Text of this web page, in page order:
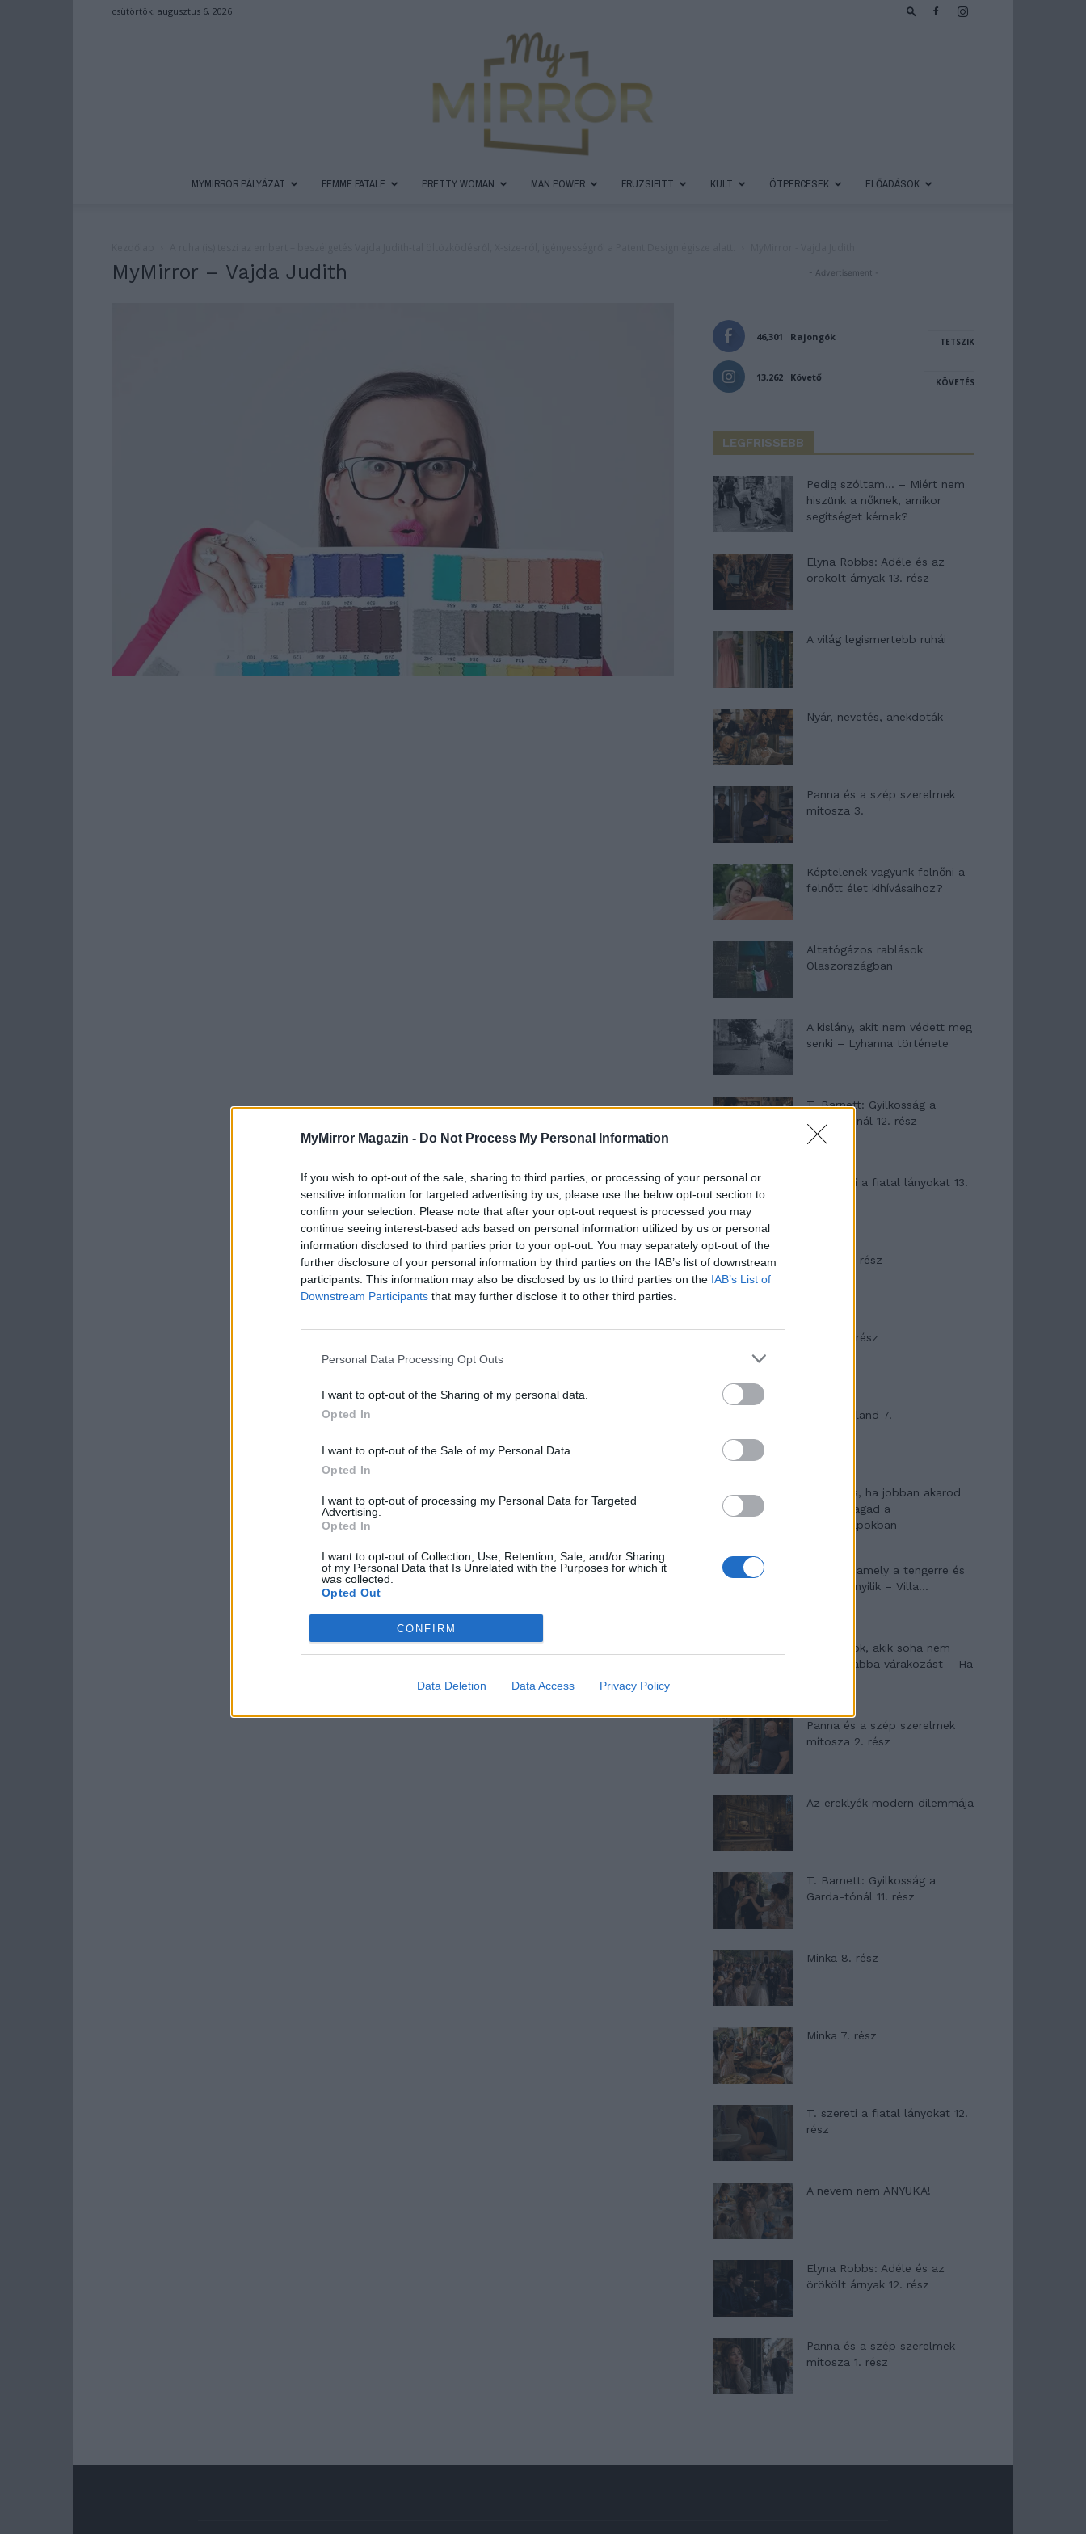
MyMirror Magazin - Do Not Process My Personal Information
If you wish to opt-out of the sale, sharing to third parties, or processing of your personal or
sensitive information for targeted advertising by us, please use the below opt-out section to
confirm your selection. Please note that after your opt-out request is processed you may
continue seeing interest-based ads based on personal information utilized by us or personal
information disclosed to third parties prior to your opt-out. You may separately opt-out of the
further disclosure of your personal information by third parties on the IAB’s list of downstream
participants. This information may also be disclosed by us to third parties on the IAB’s List of
Downstream Participants that may further disclose it to other third parties.
Personal Data Processing Opt Outs
I want to opt-out of the Sharing of my personal data.
Opted In
I want to opt-out of the Sale of my Personal Data.
Opted In
I want to opt-out of processing my Personal Data for Targeted
Advertising.
Opted In
I want to opt-out of Collection, Use, Retention, Sale, and/or Sharing
of my Personal Data that Is Unrelated with the Purposes for which it
was collected.
Opted Out
CONFIRM
Data Deletion Data Access Privacy Policy
csütörtök, augusztus 6, 2026
MYMIRROR PÁLYÁZAT FEMME FATALE PRETTY WOMAN MAN POWER FRUZSIFITT KULT ÖTPERCESEK ELŐADÁSOK
MyMirror – Vajda Judith - Advertisement -
46,301 Rajongók TETSZIK
13,262 Követő KÖVETÉS
LEGFRISSEBB
Pedig szóltam… – Miért nem
hiszünk a nőknek, amikor
segítséget kérnek?
Elyna Robbs: Adéle és az
örökölt árnyak 13. rész
A világ legismertebb ruhái
Nyár, nevetés, anekdoták
Panna és a szép szerelmek
mítosza 3.
Képtelenek vagyunk felnőni a
felnőtt élet kihívásaihoz?
Altatógázos rablások
Olaszországban
A kislány, akit nem védett meg
senki – Lyhanna története
T. Barnett: Gyilkosság a
Garda-tónál 12. rész
T. szereti a fiatal lányokat 13.
Minka 10. rész
Minka 9. rész
Máltai kaland 7.
10 tanács, ha jobban akarod
érezni magad a
hétköznapokban
Egy ház, amely a tengerre és
a fényre nyílik – Villa...
A családok, akik soha nem
hagyták abba várakozást – Ha
Panna és a szép szerelmek
mítosza 2. rész
Az ereklyék modern dilemmája
T. Barnett: Gyilkosság a
Garda-tónál 11. rész
Minka 8. rész
Minka 7. rész
T. szereti a fiatal lányokat 12.
rész
A nevem nem ANYUKA!
Elyna Robbs: Adéle és az
örökölt árnyak 12. rész
Panna és a szép szerelmek
mítosza 1. rész